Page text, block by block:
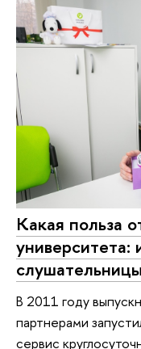
Какая польза
университета:
В 2011 году
партнерами
сервис